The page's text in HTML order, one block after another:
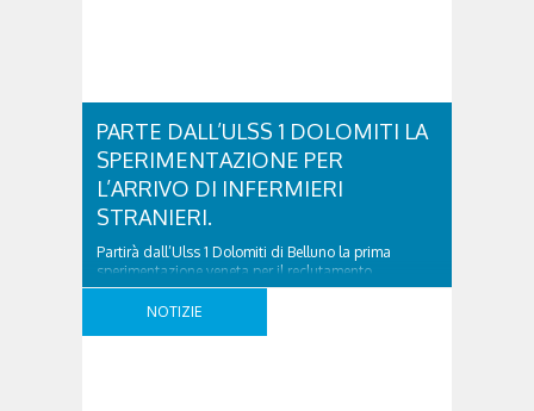
PARTE DALL’ULSS 1 DOLOMITI LA
SPERIMENTAZIONE PER
L’ARRIVO DI INFERMIERI
STRANIERI.
Partirà dall’Ulss 1 Dolomiti di Belluno la prima
sperimentazione veneta per il reclutamento,
inserimento e formazione di infermieri provenienti
dall’estero. L’iniziativa è stata presentata oggi a
NOTIZIE